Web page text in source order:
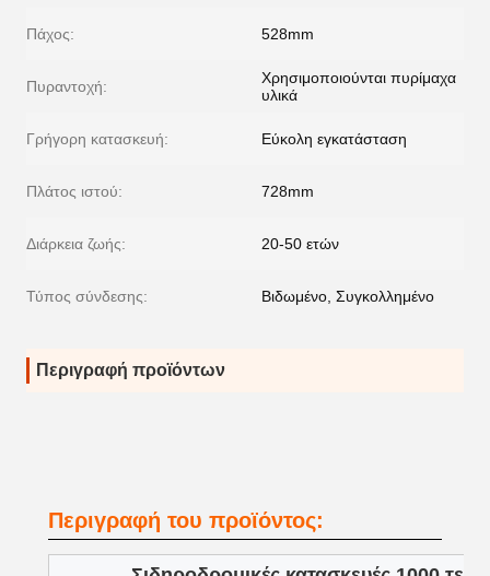
Πάχος: 528mm
Πυραντοχή:
Χρησιμοποιούνται πυρίμαχα
υλικά
Γρήγορη κατασκευή: Εύκολη εγκατάσταση
Πλάτος ιστού: 728mm
Διάρκεια ζωής: 20-50 ετών
Τύπος σύνδεσης: Βιδωμένο, Συγκολλημένο
Περιγραφή προϊόντων
Περιγραφή του προϊόντος: